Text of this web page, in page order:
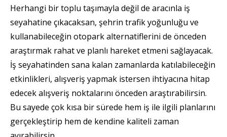
Herhangi bir toplu taşımayla değil de aracınla iş
seyahatine çıkacaksan, şehrin trafik yoğunluğu ve
kullanabileceğin otopark alternatiflerini de önceden
araştırmak rahat ve planlı hareket etmeni sağlayacak.
İş seyahatinden sana kalan zamanlarda katılabileceğin
etkinlikleri, alışveriş yapmak istersen ihtiyacına hitap
edecek alışveriş noktalarını önceden araştırabilirsin.
Bu sayede çok kısa bir sürede hem iş ile ilgili planlarını
gerçekleştirip hem de kendine kaliteli zaman